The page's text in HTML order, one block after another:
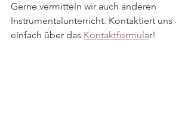
Gerne vermitteln wir auch anderen
Instrumentalunterricht. Kontaktiert uns
einfach über das Kontaktformular!